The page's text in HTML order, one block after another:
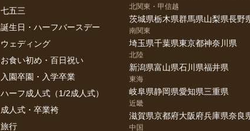
七五三
誕生日・ハーフバースデー
ウェディング
お食い初め・百日祝い
入園卒園・入学卒業
ハーフ成人式（1/2成人式）
成人式・卒業袴
旅行
北関東・甲信越
茨城県栃木県群馬県山梨県長野
南関東
埼玉県千葉県東京都神奈川県
北陸
新潟県富山県石川県福井県
東海
岐阜県静岡県愛知県三重県
近畿
滋賀県京都府大阪府兵庫県奈良
中国